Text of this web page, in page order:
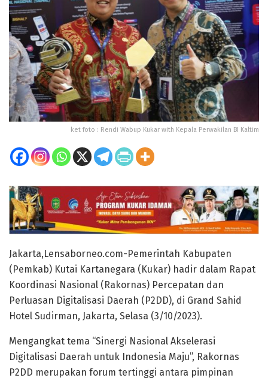
ket foto : Rendi Wabup Kukar with Kepala Perwakilan BI Kaltim
Jakarta,Lensaborneo.com-Pemerintah Kabupaten
(Pemkab) Kutai Kartanegara (Kukar) hadir dalam Rapat
Koordinasi Nasional (Rakornas) Percepatan dan
Perluasan Digitalisasi Daerah (P2DD), di Grand Sahid
Hotel Sudirman, Jakarta, Selasa (3/10/2023).
Mengangkat tema “Sinergi Nasional Akselerasi
Digitalisasi Daerah untuk Indonesia Maju”, Rakornas
P2DD merupakan forum tertinggi antara pimpinan